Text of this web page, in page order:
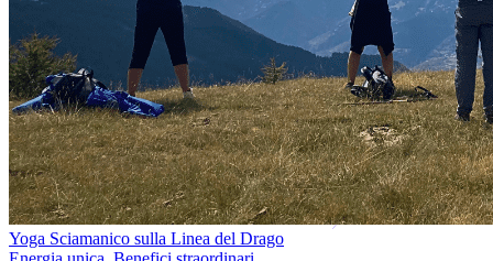
Yoga Sciamanico sulla Linea del Drago